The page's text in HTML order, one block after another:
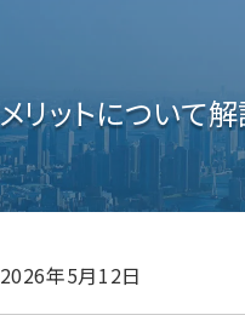
リットについて
2026年5月12日